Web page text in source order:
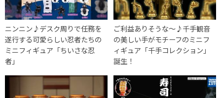
ニンニン♪デスク周りで任務を
遂行する可愛らしい忍者たちの
ミニフィギュア「ちいさな忍
者」
ご利益ありそうな〜♪千手観音
の美しい手がモチーフのミニフ
ィギュア「千手コレクション」
誕生！